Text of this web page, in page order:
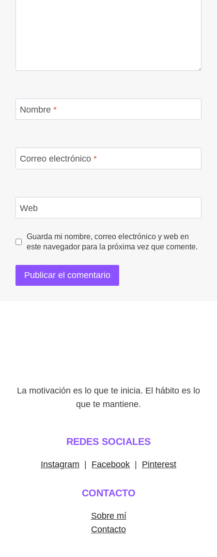
Nombre *
Correo electrónico *
Web
Guarda mi nombre, correo electrónico y web en
este navegador para la próxima vez que comente.
La motivación es lo que te inicia. El hábito es lo
que te mantiene.
REDES SOCIALES
Instagram Facebook Pinterest
CONTACTO
Sobre mí
Contacto